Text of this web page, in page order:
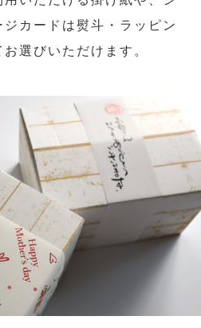
カードは熨斗・ラッピン
選びいただけます。